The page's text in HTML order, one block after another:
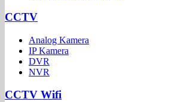
CCTV
Analog Kamera
IP Kamera
DVR
NVR
CCTV Wifi